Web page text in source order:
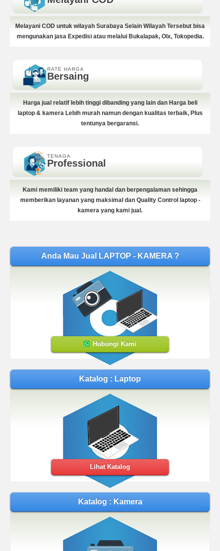
Melayani COD untuk wilayah Surabaya Selain Wilayah Tersebut bisa
mengunakan jasa Expedisi atau melalui Bukalapak, Olx, Tokopedia.
RATE HARGA
Bersaing
Harga jual relatif lebih tinggi dibanding yang lain dan Harga beli
laptop & kamera Lebih murah namun dengan kualitas terbaik, Plus
tentunya bergaransi.
TENAGA
Professional
Kami memiliki team yang handal dan berpengalaman sehingga
memberikan layanan yang maksimal dan Quality Control laptop -
kamera yang kami jual.
Anda Mau Jual LAPTOP - KAMERA ?
Hubungi Kami
Katalog : Laptop
Lihat Katalog
Katalog : Kamera